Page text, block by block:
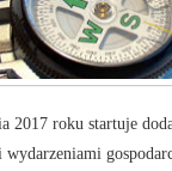
roku startuje